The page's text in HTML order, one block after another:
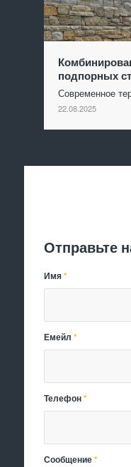
подпорных
Современное
22.08.2025
Отправьте
Имя*
Емейл*
Телефон*
Сообщение*